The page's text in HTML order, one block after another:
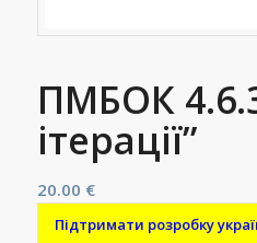
ПМБОК
ітерації”
20.00 €
Підтримати розробку